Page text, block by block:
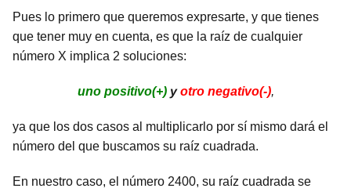
Pues lo primero que queremos expresarte, y que tienes
que tener muy en cuenta, es que la raíz de cualquier
número X implica 2 soluciones:
uno positivo(+)yotro negativo(-),
ya que los dos casos al multiplicarlo por sí mismo dará el
número del que buscamos su raíz cuadrada.
En nuestro caso, el número 2400, su raíz cuadrada se